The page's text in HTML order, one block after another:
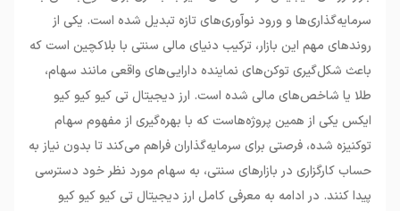
• ویژگی‌های منحصربه‌فرد رمزارز TQQQX
•
خرید ارز دیجیتال تی کیو کیو ایکس
سرمایه‌گذاری‌ها و ورود نوآوری‌های تازه تبدیل شده است. یکی از
روندهای مهم این بازار، ترکیب دنیای مالی سنتی با بلاکچین است که
باعث شکل‌گیری توکن‌های نماینده دارایی‌های واقعی مانند سهام،
طلا یا شاخص‌های مالی شده است. ارز دیجیتال تی کیو کیو کیو
ایکس یکی از همین پروژه‌هاست که با بهره‌گیری از مفهوم سهام
توکنیزه شده، فرصتی برای سرمایه‌گذاران فراهم می‌کند تا بدون نیاز به
حساب کارگزاری در بازارهای سنتی، به سهام مورد نظر خود دسترسی
پیدا کنند. در ادامه به معرفی کامل ارز دیجیتال تی کیو کیو کیو